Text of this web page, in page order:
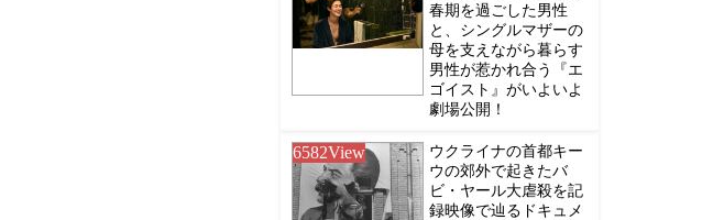
春期を過ごした男性
と、シングルマザーの
母を支えながら暮らす
男性が惹かれ合う『エ
ゴイスト』がいよいよ
劇場公開！
6582View
ウクライナの首都キー
ウの郊外で起きたバ
ビ・ヤール大虐殺を記
録映像で辿るドキュメ